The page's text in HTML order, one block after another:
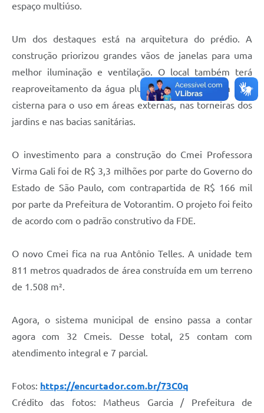
espaço multiúso.
Um dos destaques está na arquitetura do prédio. A
construção priorizou grandes vãos de janelas para uma
melhor iluminação e ventilação. O local também terá
reaproveitamento da água pluvial, armazenada em uma
cisterna para o uso em áreas externas, nas torneiras dos
jardins e nas bacias sanitárias.
O investimento para a construção do Cmei Professora
Virma Gali foi de R$ 3,3 milhões por parte do Governo do
Estado de São Paulo, com contrapartida de R$ 166 mil
por parte da Prefeitura de Votorantim. O projeto foi feito
de acordo com o padrão construtivo da FDE.
O novo Cmei fica na rua Antônio Telles. A unidade tem
811 metros quadrados de área construída em um terreno
de 1.508 m².
Agora, o sistema municipal de ensino passa a contar
agora com 32 Cmeis. Desse total, 25 contam com
atendimento integral e 7 parcial.
Fotos: https://encurtador.com.br/73C0q
Crédito das fotos: Matheus Garcia / Prefeitura de